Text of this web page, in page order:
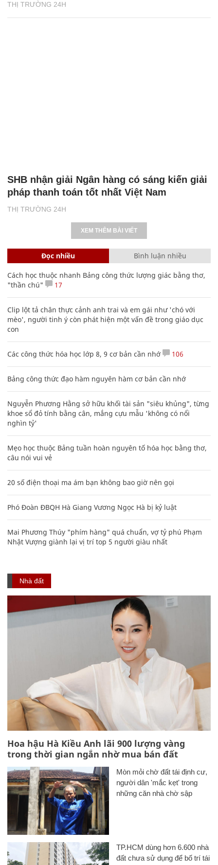
THỊ TRƯỜNG 24H
THỊ TRƯỜNG 24H
SHB nhận giải Ngân hàng có sáng kiến giải
pháp thanh toán tốt nhất Việt Nam
XEM THÊM BÀI VIẾT
Đọc nhiều Bình luận nhiều
Cách học thuộc nhanh Bảng công thức lượng giác bằng thơ,
"thần chú"
17
Clip lột tả chân thực cảnh anh trai và em gái như 'chó với
mèo', người tinh ý còn phát hiện một vấn đề trong giáo dục
con
Các công thức hóa học lớp 8, 9 cơ bản cần nhớ 106
Bảng công thức đạo hàm nguyên hàm cơ bản cần nhớ
Nguyễn Phương Hằng sở hữu khối tài sản "siêu khủng", từng
khoe sổ đỏ tính bằng cân, mắng cựu mẫu 'không có nổi
nghìn tỷ'
Mẹo học thuộc Bảng tuần hoàn nguyên tố hóa học bằng thơ,
câu nói vui vẻ
20 số điện thoại ma ám bạn không bao giờ nên gọi
Phó Đoàn ĐBQH Hà Giang Vương Ngọc Hà bị kỷ luật
Mai Phương Thúy "phím hàng" quá chuẩn, vợ tỷ phú Phạm
Nhật Vượng giành lại vị trí top 5 người giàu nhất
Nhà đất
Hoa hậu Hà Kiều Anh lãi 900 lượng vàng
trong thời gian ngắn nhờ mua bán đất
Mòn mỏi chờ đất tái định cư,
người dân 'mắc kẹt' trong
những căn nhà chờ sập
TP.HCM dùng hơn 6.600 nhà
đất chưa sử dụng để bố trí tái